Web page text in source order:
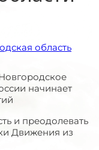
область
начинает
и преодолевать
Движения из